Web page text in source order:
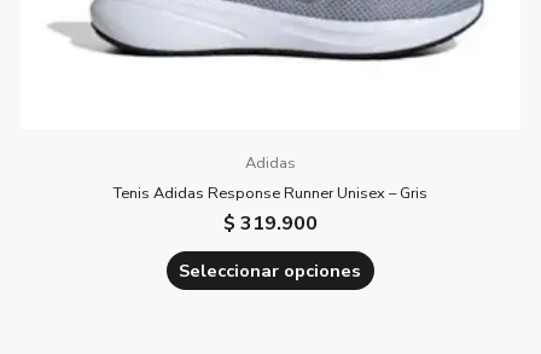
Adidas
Tenis Adidas Response Runner Unisex – Gris
$ 319.900
Seleccionar opciones
de
producto